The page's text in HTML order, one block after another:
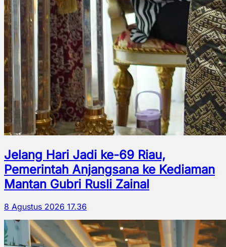
Jelang Hari Jadi ke-69 Riau,
Pemerintah Anjangsana ke Kediaman
Mantan Gubri Rusli Zainal
8 Agustus 2026 17.36